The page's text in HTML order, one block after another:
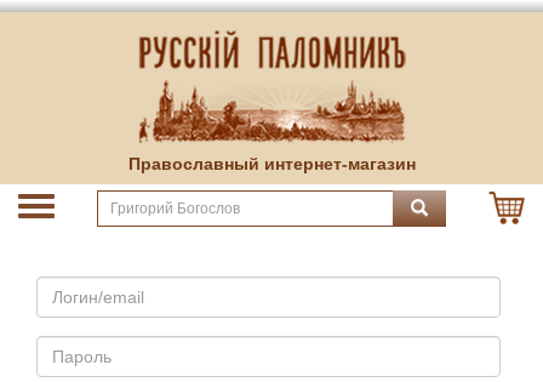
Православный интернет-магазин
Email
Пароль